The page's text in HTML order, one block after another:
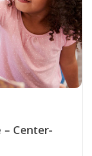
– Center-